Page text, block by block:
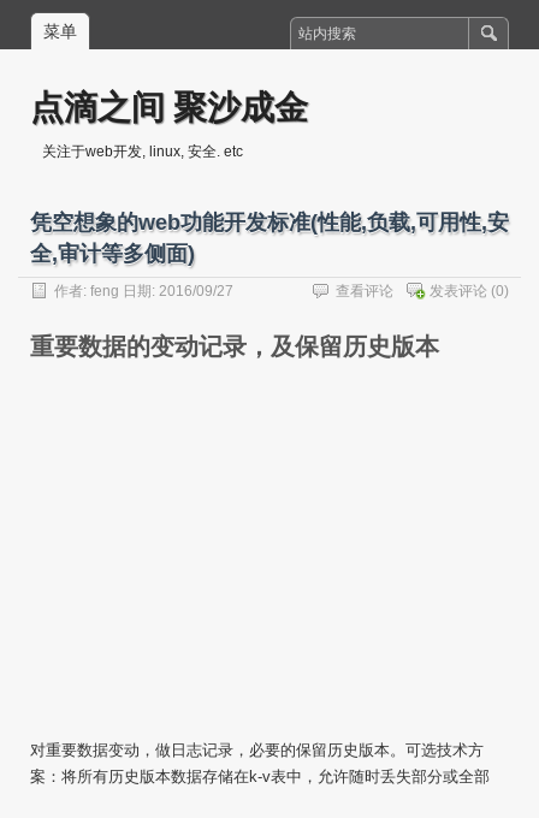
菜单
点滴之间 聚沙成金
关注于web开发, linux, 安全. etc
凭空想象的web功能开发标准(性能,负载,可用性,安
全,审计等多侧面)
作者: feng 日期: 2016/09/27 发表评论 (0)
查看评论
重要数据的变动记录，及保留历史版本
对重要数据变动，做日志记录，必要的保留历史版本。可选技术方
案：将所有历史版本数据存储在k-v表中，允许随时丢失部分或全部